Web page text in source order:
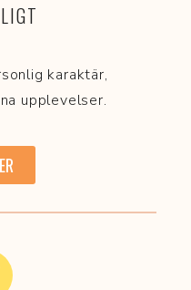
karaktär,
upplevelser.